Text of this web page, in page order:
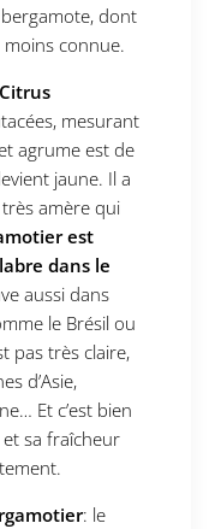
dont
connue.
mesurant
agrume est de
jaune. Il a
amère qui
est
dans le
aussi dans
le Brésil ou
pas très claire,
d’Asie,
Et c’est bien
sa fraîcheur
: le